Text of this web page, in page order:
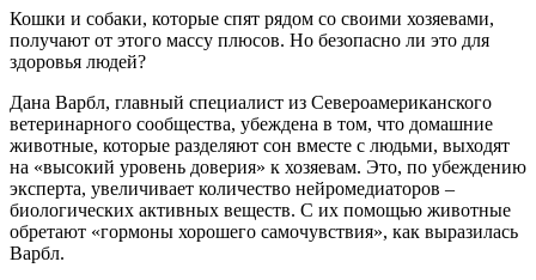
Кошки и собаки, которые спят рядом со своими хозяевами,
получают от этого массу плюсов. Но безопасно ли это для
здоровья людей?
Дана Варбл, главный специалист из Североамериканского
ветеринарного сообщества, убеждена в том, что домашние
животные, которые разделяют сон вместе с людьми, выходят
на «высокий уровень доверия» к хозяевам. Это, по убеждению
эксперта, увеличивает количество нейромедиаторов –
биологических активных веществ. С их помощью животные
обретают «гормоны хорошего самочувствия», как выразилась
Варбл.